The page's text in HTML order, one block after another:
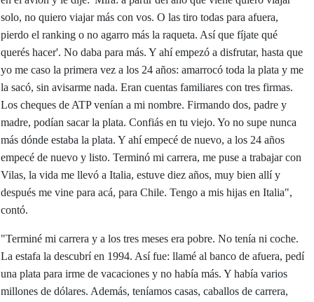
solo, no quiero viajar más con vos. O las tiro todas para afuera,
pierdo el ranking o no agarro más la raqueta. Así que fíjate qué
querés hacer'. No daba para más. Y ahí empezó a disfrutar, hasta que
yo me caso la primera vez a los 24 años: amarrocó toda la plata y me
la sacó, sin avisarme nada. Eran cuentas familiares con tres firmas.
Los cheques de ATP venían a mi nombre. Firmando dos, padre y
madre, podían sacar la plata. Confiás en tu viejo. Yo no supe nunca
más dónde estaba la plata. Y ahí empecé de nuevo, a los 24 años
empecé de nuevo y listo. Terminó mi carrera, me puse a trabajar con
Vilas, la vida me llevó a Italia, estuve diez años, muy bien allí y
después me vine para acá, para Chile. Tengo a mis hijas en Italia",
contó.
"Terminé mi carrera y a los tres meses era pobre. No tenía ni coche.
La estafa la descubrí en 1994. Así fue: llamé al banco de afuera, pedí
una plata para irme de vacaciones y no había más. Y había varios
millones de dólares. Además, teníamos casas, caballos de carrera,